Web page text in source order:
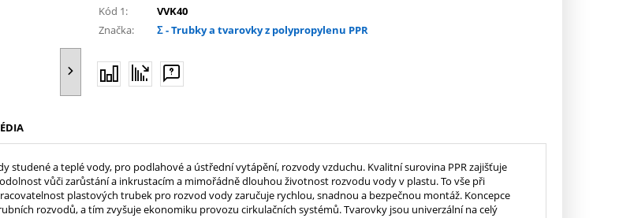
Kód 1:
VVK40
Značka:
Σ - Trubky a tvarovky z polypropylenu PPR
a teplé vody, pro podlahové a ústřední vytápění, rozvody vzduchu. Kvalitní surovina PPR zajišťuje
vůči zarůstání a inkrustacím a mimořádně dlouhou životnost rozvodu vody v plastu. To vše při
plastových trubek pro rozvod vody zaručuje rychlou, snadnou a bezpečnou montáž. Koncepce
rozvodů, a tím zvyšuje ekonomiku provozu cirkulačních systémů. Tvarovky jsou univerzální na celý